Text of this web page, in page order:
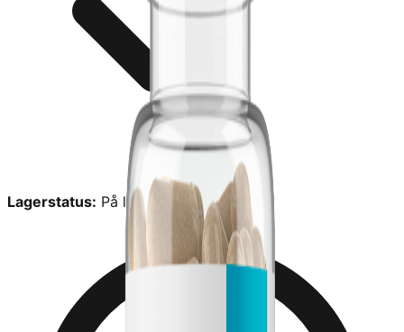
Lagerstatus: På lager